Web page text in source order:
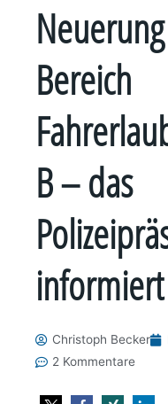
Bereich
B – das
informiert
Christoph Becker
2 Kommentare